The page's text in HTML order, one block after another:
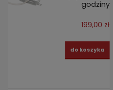
godziny
199,00 zł
do koszyka